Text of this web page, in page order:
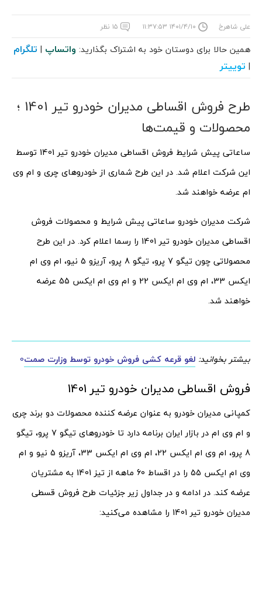
علی شاهرخ ۱۴۰۱/۴/۱۰ ۱۱:۳۷:۵۳ ۱۵ نظر
همین حالا برای دوستان خود به اشتراک بگذارید: واتساپ | تلگرام
| توییتر
طرح فروش اقساطی مدیران خودرو تیر 1401 ؛
محصولات و قیمت‌ها
ساعاتی پیش شرایط فروش اقساطی مدیران خودرو تیر 1401 توسط
این شرکت اعلام شد. در این طرح شماری از خودروهای چری و ام وی
ام عرضه خواهند شد.
شرکت مدیران خودرو ساعاتی پیش شرایط و محصولات فروش
اقساطی مدیران خودرو تیر 1401 را رسما اعلام کرد. در این طرح
محصولاتی چون تیگو 7 پرو، تیگو 8 پرو، آریزو 5 نیو، ام وی ام
ایکس 33، ام وی ام ایکس 22 و ام وی ام ایکس 55 عرضه
خواهند شد.
بیشتر بخوانید: لغو قرعه کشی فروش خودرو توسط وزارت صمت0
فروش اقساطی مدیران خودرو تیر 1401
کمپانی مدیران خودرو به عنوان عرضه کننده محصولات دو برند چری
و ام وی ام در بازار ایران برنامه دارد تا خودروهای تیگو 7 پرو، تیگو
8 پرو، ام وی ام ایکس 22، ام وی ام ایکس 33، آریزو 5 نیو و ام
وی ام ایکس 55 را در اقساط 60 ماهه از تیز 1401 به مشتریان
عرضه کند. در ادامه و در جداول زیر جزئیات طرح فروش قسطی
مدیران خودرو تیر 1401 را مشاهده می‌کنید: